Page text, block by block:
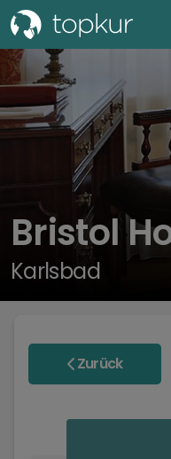
Bristol
Karlsbad
Zurück